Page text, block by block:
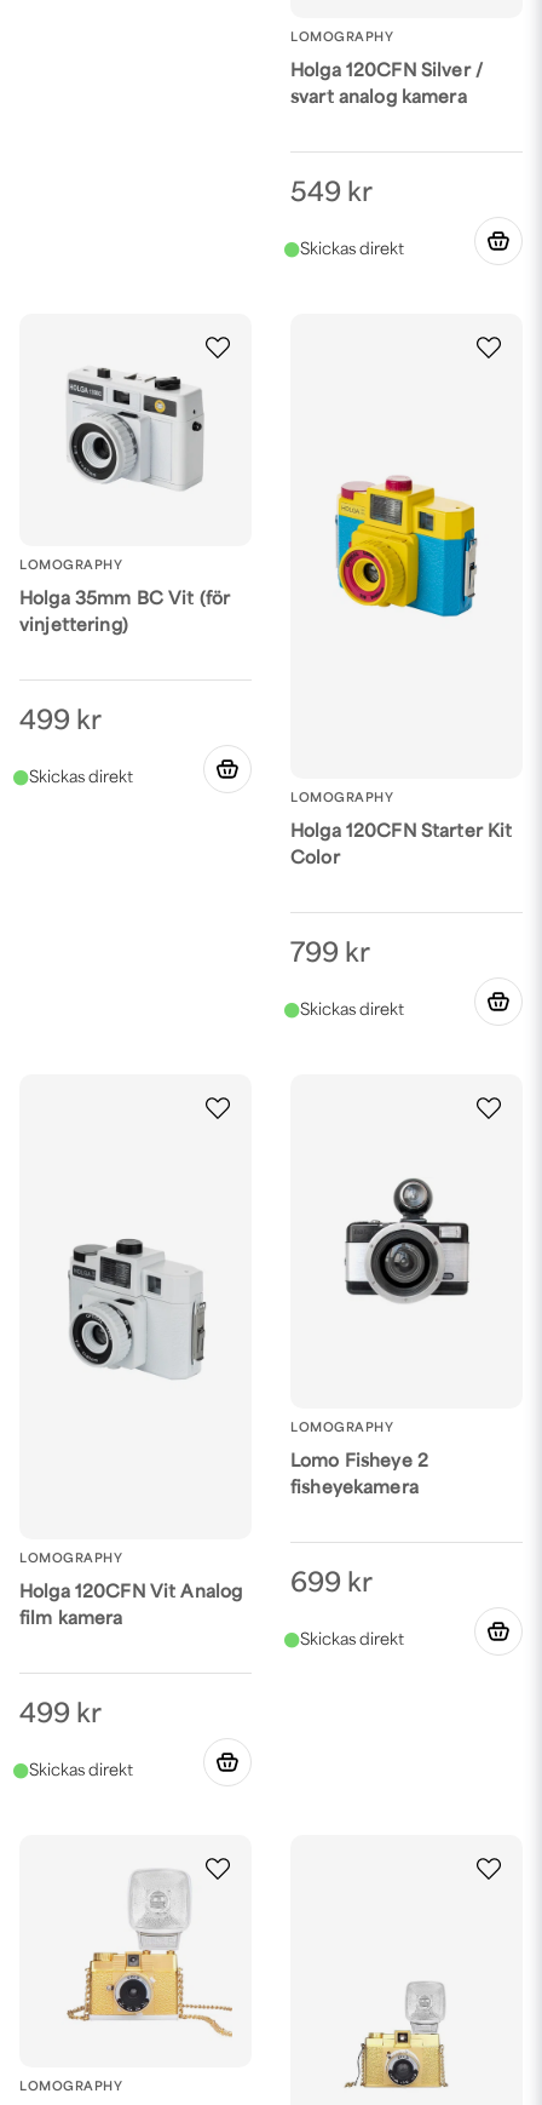
LOMOGRAPHY
Holga 120CFN Silver /
svart analog kamera
549 kr
LOMOGRAPHY
Holga 35mm BC Vit (för
vinjettering)
499 kr
LOMOGRAPHY
Holga 120CFN Starter Kit
Color
799 kr
LOMOGRAPHY
Holga 120CFN Vit Analog
film kamera
499 kr
LOMOGRAPHY
Lomo Fisheye 2
fisheyekamera
699 kr
LOMOGRAPHY